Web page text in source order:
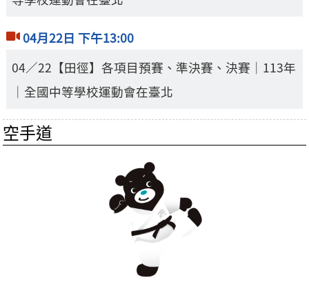
04月22日 下午13:00
04／22【田徑】各項目預賽、準決賽、決賽｜113年
｜全國中等學校運動會在臺北
空手道